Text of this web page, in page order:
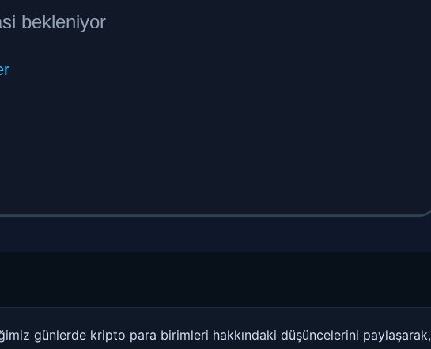
günlerde kripto para birimleri hakkındaki düşüncelerini paylaşarak,